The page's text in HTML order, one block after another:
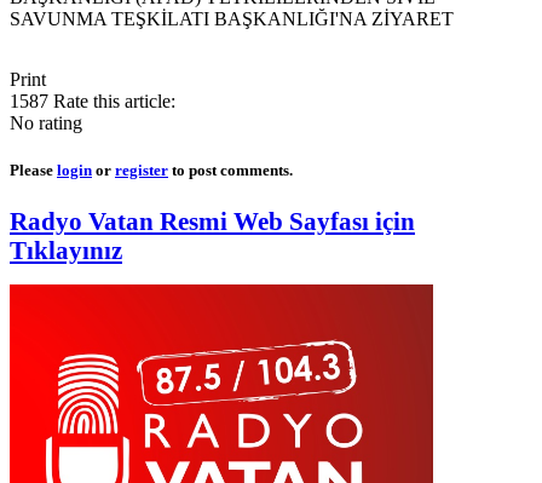
SAVUNMA TEŞKİLATI BAŞKANLIĞI'NA ZİYARET
Print
1587 Rate this article:
No rating
Please login or register to post comments.
Radyo Vatan Resmi Web Sayfası için
Tıklayınız